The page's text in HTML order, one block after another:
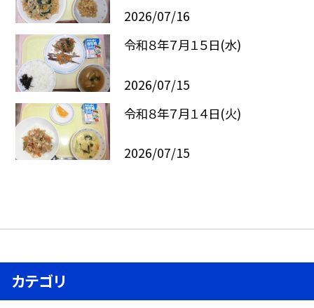
2026/07/16
令和８年７月１５日(水)
2026/07/15
令和８年７月１４日(火)
2026/07/15
カテゴリ